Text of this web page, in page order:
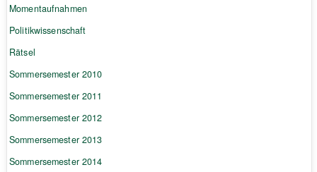
Momentaufnahmen
Politikwissenschaft
Rätsel
Sommersemester 2010
Sommersemester 2011
Sommersemester 2012
Sommersemester 2013
Sommersemester 2014